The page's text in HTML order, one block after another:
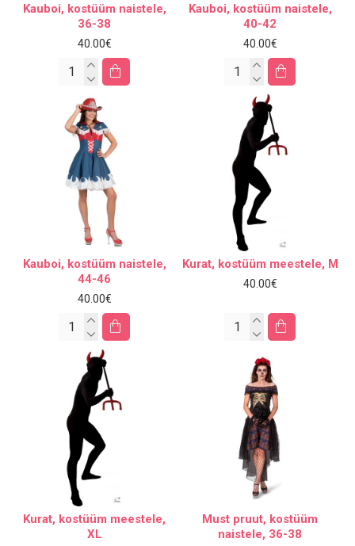
Kauboi, kostüüm naistele,
36-38
40.00€
Kauboi, kostüüm naistele,
40-42
40.00€
Kauboi, kostüüm naistele,
44-46
40.00€
Kurat, kostüüm meestele, M
40.00€
Kurat, kostüüm meestele,
XL
Must pruut, kostüüm
naistele, 36-38